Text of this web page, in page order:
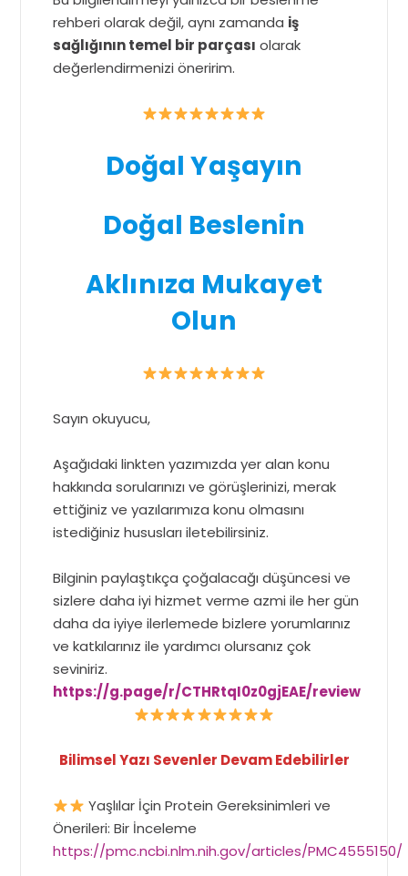
rehberi olarak değil, aynı zamanda iş
sağlığının temel bir parçası olarak
değerlendirmenizi öneririm.
Doğal Yaşayın
Doğal Beslenin
Aklınıza Mukayet
Olun
Sayın okuyucu,
Aşağıdaki linkten yazımızda yer alan konu
hakkında sorularınızı ve görüşlerinizi, merak
ettiğiniz ve yazılarımıza konu olmasını
istediğiniz hususları iletebilirsiniz.
Bilginin paylaştıkça çoğalacağı düşüncesi ve
sizlere daha iyi hizmet verme azmi ile her gün
daha da iyiye ilerlemede bizlere yorumlarınız
ve katkılarınız ile yardımcı olursanız çok
seviniriz.
https://g.page/r/CTHRtqI0z0gjEAE/review
Bilimsel Yazı Sevenler Devam Edebilirler
Yaşlılar İçin Protein Gereksinimleri ve
Önerileri: Bir İnceleme
https://pmc.ncbi.nlm.nih.gov/articles/PMC4555150/